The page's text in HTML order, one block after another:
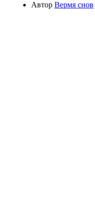
Автор Вермя снов